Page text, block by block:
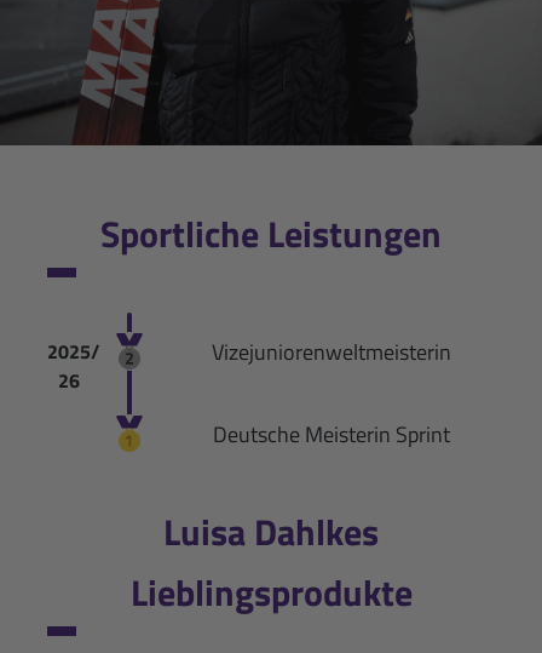
Sportliche Leistungen
2025/
26
Vizejuniorenweltmeisterin
Deutsche Meisterin Sprint
Luisa Dahlkes
Lieblingsprodukte